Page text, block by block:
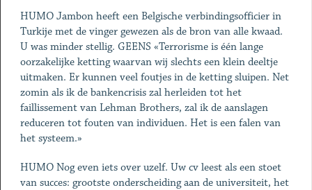
HUMO Jambon heeft een Belgische verbindingsofficier in
Turkije met de vinger gewezen als de bron van alle kwaad.
U was minder stellig. GEENS «Terrorisme is één lange
oorzakelijke ketting waarvan wij slechts een klein deeltje
uitmaken. Er kunnen veel foutjes in de ketting sluipen. Net
zomin als ik de bankencrisis zal herleiden tot het
faillissement van Lehman Brothers, zal ik de aanslagen
reduceren tot fouten van individuen. Het is een falen van
het systeem.»
HUMO Nog even iets over uzelf. Uw cv leest als een stoet
van succes: grootste onderscheiding aan de universiteit, het